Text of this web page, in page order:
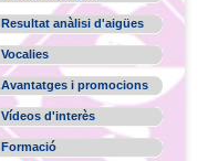
Resultat anàlisi d'aigües
Vocalies
Avantatges i promocions
Vídeos d'interès
Formació